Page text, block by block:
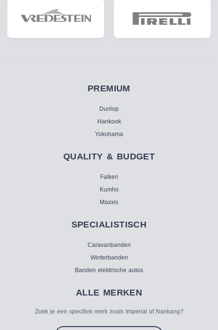
PREMIUM
Dunlop
Hankook
Yokohama
QUALITY & BUDGET
Falken
Kumho
Maxxis
SPECIALISTISCH
Caravanbanden
Winterbanden
Banden elektrische autos
ALLE MERKEN
Zoek je een specifiek merk zoals Imperial of Nankang?